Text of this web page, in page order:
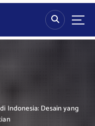
Indonesia: Desain yang